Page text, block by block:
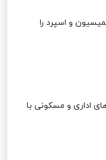
و اسپرد را
اداری و مسکونی با